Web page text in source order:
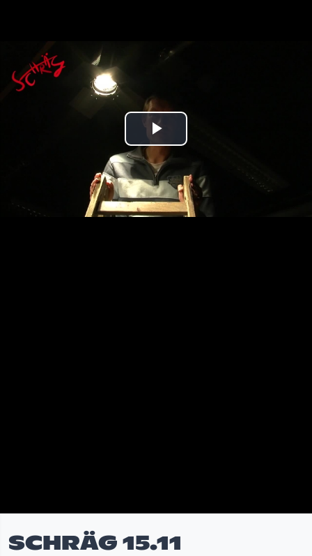
Play
Video
SCHRÄG 15.11